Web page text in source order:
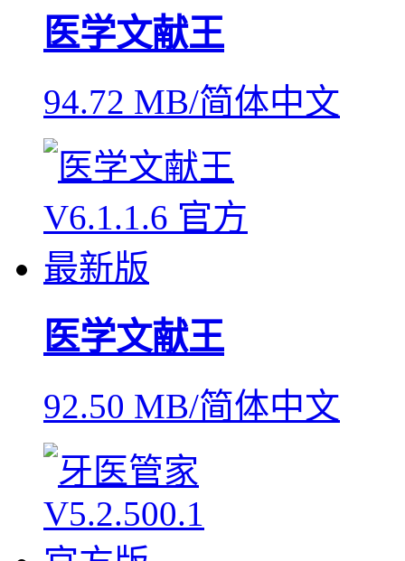
医学文献王
94.72 MB/简体中文
医学文献王
92.50 MB/简体中文